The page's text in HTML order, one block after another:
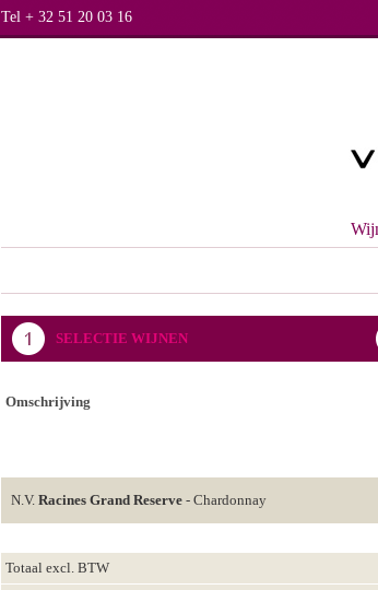
Tel + 32 51 20 03 16
SELECTIE WIJNEN
Omschrijving
N.V. Racines Grand Reserve - Chardonnay
Totaal excl. BTW